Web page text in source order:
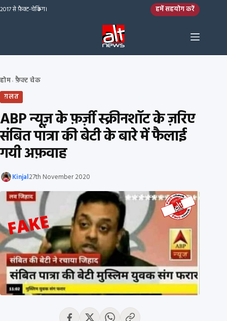
Skip to content
2017 से फ़ैक्ट-चेकिंग। हमें सहयोग करें
होम› फ़ैक्ट चेक
ग़लत
ABP न्यूज़ के फ़र्ज़ी स्क्रीनशॉट के ज़रिए
संबित पात्रा की बेटी के बारे में फैलाई
गयी अफ़वाह
Kinjal27th November 2020